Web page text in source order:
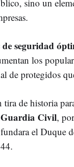
sino un
de seguridad
los
de protegidos
de historia
Civil,
el Duque